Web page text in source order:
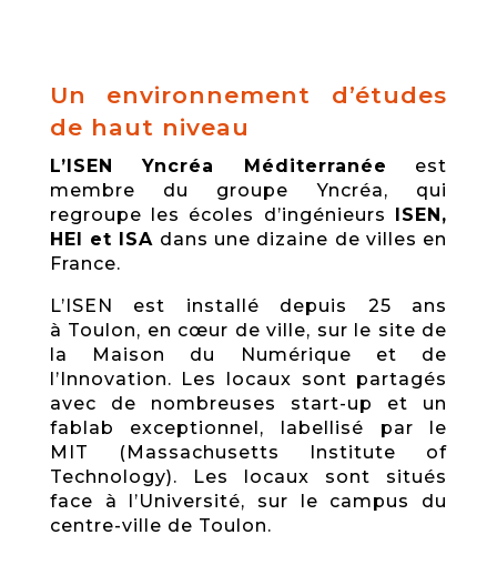
Un environnement d’études
de haut niveau
L’ISEN Yncréa Méditerranée est
membre du groupe Yncréa, qui
regroupe les écoles d’ingénieurs ISEN,
HEI et ISA dans une dizaine de villes en
France.
L’ISEN est installé depuis 25 ans
à Toulon, en cœur de ville, sur le site de
la Maison du Numérique et de
l’Innovation. Les locaux sont partagés
avec de nombreuses start-up et un
fablab exceptionnel, labellisé par le
MIT (Massachusetts Institute of
Technology). Les locaux sont situés
face à l’Université, sur le campus du
centre-ville de Toulon.